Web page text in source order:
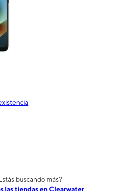
buscando más?
las tiendas en Clearwater